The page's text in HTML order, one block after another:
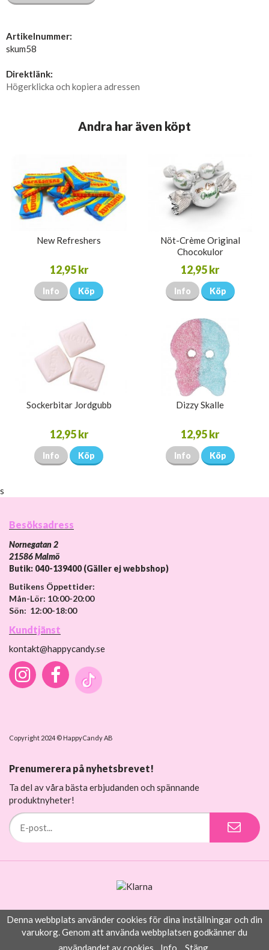
Artikelnummer:
skum58
Direktlänk:
Högerklicka och kopiera adressen
Andra har även köpt
New Refreshers
12,95 kr
Info Köp
Nöt-Crème Original
Chocokulor
12,95 kr
Info Köp
Sockerbitar Jordgubb
12,95 kr
Info Köp
Dizzy Skalle
12,95 kr
Info Köp
s
Besöksadress
Nornegatan 2
21586 Malmö
Butik: 040-139400 (Gäller ej webbshop)
Butikens Öppettider:
Mån-Lör: 10:00-20:00
Sön: 12:00-18:00
Kundtjänst
kontakt@happycandy.se
Copyright 2024 © HappyCandy AB
Prenumerera på nyhetsbrevet!
Ta del av våra bästa erbjudanden och spännande
produktnyheter!
Drift & produktion:Wikinggruppen
Denna webbplats använder cookies för dina inställningar och din
varukorg. Genom att använda webbplatsen godkänner du
användandet av cookies.
Info Stäng